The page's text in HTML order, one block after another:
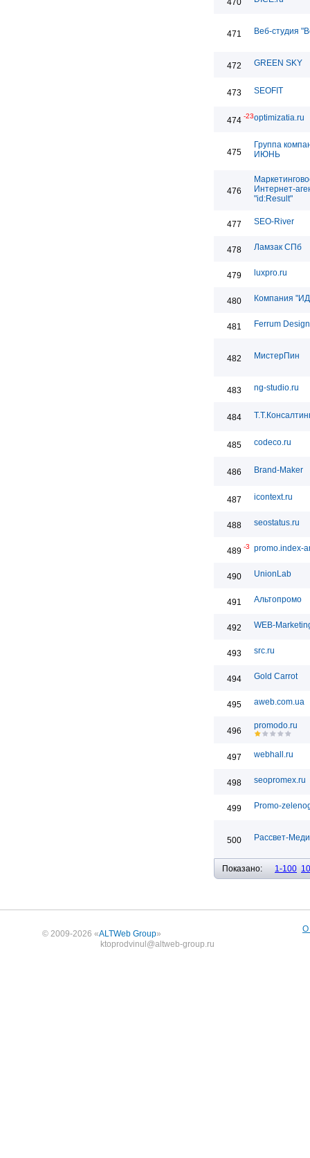
470
471 Веб-студия
472 GREEN SKY
473 SEOFIT
474 -23optimizatia.ru
475
Группа
ИЮНЬ
476
Интернет-
"id:Result"
477 SEO-River
478 Ламзак СПб
479 luxpro.ru
480 Компания
481 Ferrum Design
482 МистерПин
483 ng-studio.ru
484
485 codeco.ru
486 Brand-Maker
487 icontext.ru
488 seostatus.ru
489 -3 promo.index-
490 UnionLab
491 Альтопромо
492 WEB-
493 src.ru
494 Gold Carrot
495 aweb.com.ua
496
promodo.ru
497 webhall.ru
498 seopromex.ru
499 Promo-
500 Рассвет-
Показано: 1-100
© 2009-2026 «ALTWeb Group»
ktoprodvinul@altweb-group.ru
О